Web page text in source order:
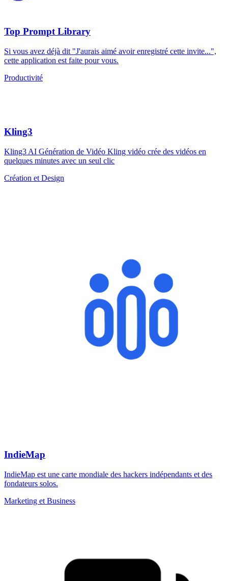
Top Prompt Library
Si vous avez déjà dit "J'aurais aimé avoir enregistré cette invite...",
cette application est faite pour vous.
Productivité
Kling3
Kling3 AI Génération de Vidéo Kling vidéo crée des vidéos en
quelques minutes avec un seul clic
Création et Design
IndieMap
IndieMap est une carte mondiale des hackers indépendants et des
fondateurs solos.
Marketing et Business